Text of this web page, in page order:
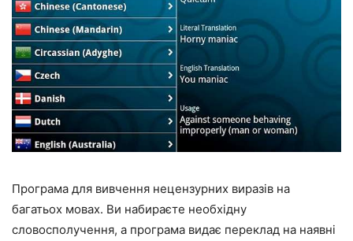
Програма для вивчення нецензурних виразів на
багатьох мовах. Ви набираєте необхідну
словосполучення, а програма видає переклад на наявні